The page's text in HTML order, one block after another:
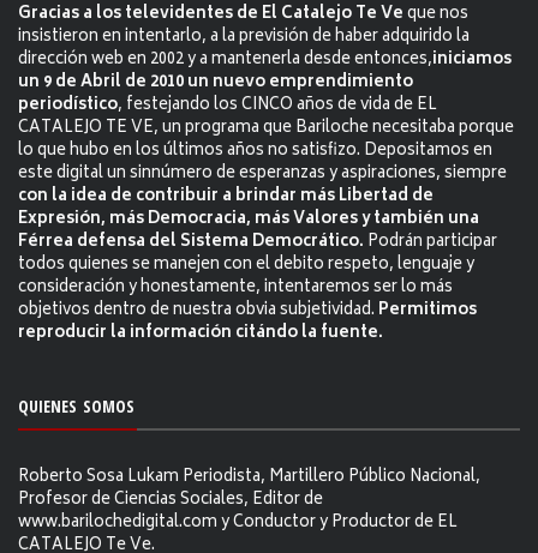
Gracias a los televidentes de El Catalejo Te Veque nos
insistieron en intentarlo, a la previsión de haber adquirido la
dirección web en 2002 y a mantenerla desde entonces,iniciamos
un 9 de Abril de 2010 un nuevo emprendimiento
periodístico, festejando los CINCO años de vida de EL
CATALEJO TE VE, un programa que Bariloche necesitaba porque
lo que hubo en los últimos años no satisfizo. Depositamos en
este digital un sinnúmero de esperanzas y aspiraciones, siempre
con la idea de contribuir a brindar más Libertad de
Expresión, más Democracia, más Valores y también una
Férrea defensa del Sistema Democrático. Podrán participar
todos quienes se manejen con el debito respeto, lenguaje y
consideración y honestamente, intentaremos ser lo más
objetivos dentro de nuestra obvia subjetividad. Permitimos
reproducir la información citándo la fuente.
QUIENES SOMOS
Roberto Sosa Lukam Periodista, Martillero Público Nacional,
Profesor de Ciencias Sociales, Editor de
www.barilochedigital.com y Conductor y Productor de EL
CATALEJO Te Ve.